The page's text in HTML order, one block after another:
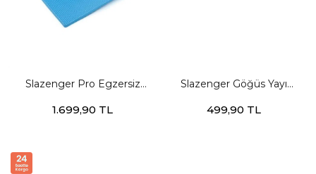
Slazenger Pro Egzersiz
Egzersiz Aletleri
1.699,90 TL
Slazenger Göğüs Yayı
Aletleri
499,90 TL